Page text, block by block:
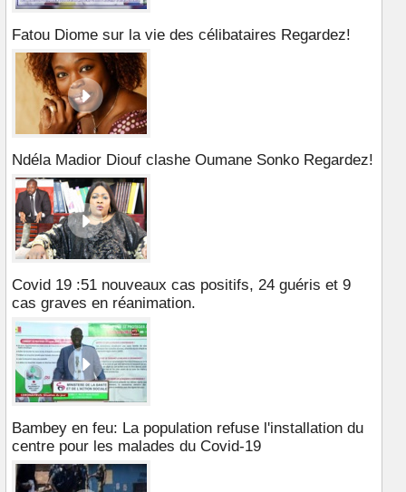
Fatou Diome sur la vie des célibataires Regardez!
Ndéla Madior Diouf clashe Oumane Sonko Regardez!
Covid 19 :51 nouveaux cas positifs, 24 guéris et 9
cas graves en réanimation.
Bambey en feu: La population refuse l'installation du
centre pour les malades du Covid-19